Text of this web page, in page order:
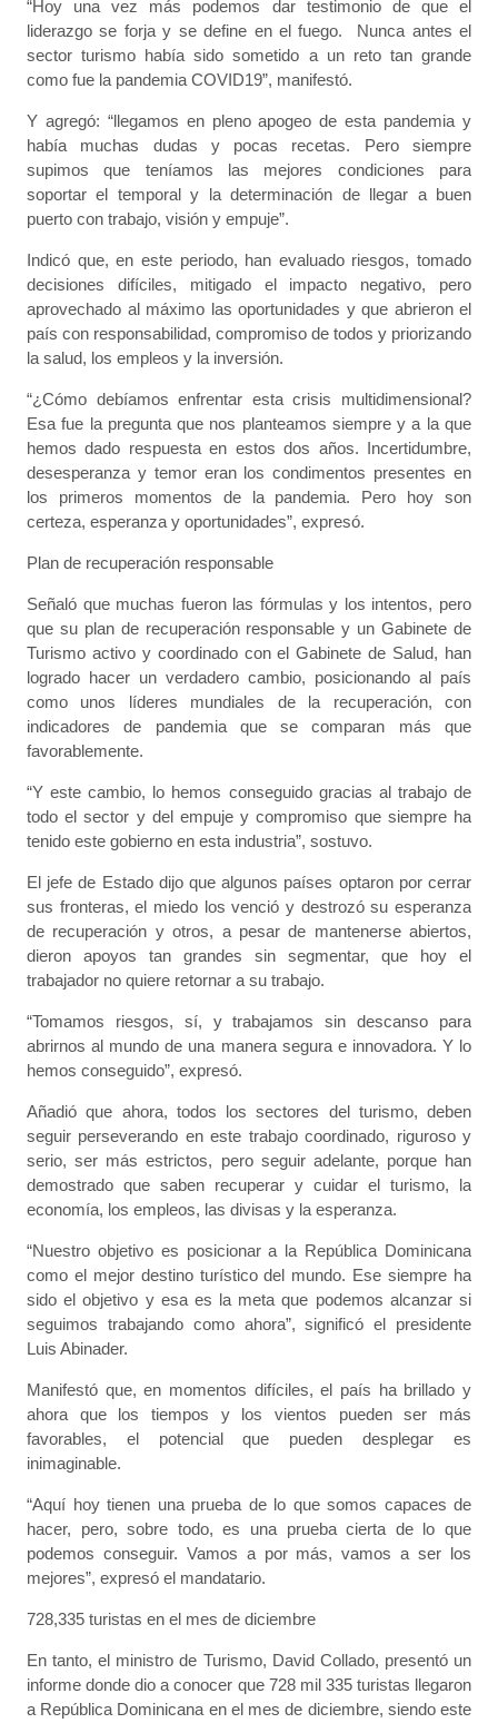
“Hoy una vez más podemos dar testimonio de que el
liderazgo se forja y se define en el fuego. Nunca antes el
sector turismo había sido sometido a un reto tan grande
como fue la pandemia COVID19”, manifestó.
Y agregó: “llegamos en pleno apogeo de esta pandemia y
había muchas dudas y pocas recetas. Pero siempre
supimos que teníamos las mejores condiciones para
soportar el temporal y la determinación de llegar a buen
puerto con trabajo, visión y empuje”.
Indicó que, en este periodo, han evaluado riesgos, tomado
decisiones difíciles, mitigado el impacto negativo, pero
aprovechado al máximo las oportunidades y que abrieron el
país con responsabilidad, compromiso de todos y priorizando
la salud, los empleos y la inversión.
“¿Cómo debíamos enfrentar esta crisis multidimensional?
Esa fue la pregunta que nos planteamos siempre y a la que
hemos dado respuesta en estos dos años. Incertidumbre,
desesperanza y temor eran los condimentos presentes en
los primeros momentos de la pandemia. Pero hoy son
certeza, esperanza y oportunidades”, expresó.
Plan de recuperación responsable
Señaló que muchas fueron las fórmulas y los intentos, pero
que su plan de recuperación responsable y un Gabinete de
Turismo activo y coordinado con el Gabinete de Salud, han
logrado hacer un verdadero cambio, posicionando al país
como unos líderes mundiales de la recuperación, con
indicadores de pandemia que se comparan más que
favorablemente.
“Y este cambio, lo hemos conseguido gracias al trabajo de
todo el sector y del empuje y compromiso que siempre ha
tenido este gobierno en esta industria”, sostuvo.
El jefe de Estado dijo que algunos países optaron por cerrar
sus fronteras, el miedo los venció y destrozó su esperanza
de recuperación y otros, a pesar de mantenerse abiertos,
dieron apoyos tan grandes sin segmentar, que hoy el
trabajador no quiere retornar a su trabajo.
“Tomamos riesgos, sí, y trabajamos sin descanso para
abrirnos al mundo de una manera segura e innovadora. Y lo
hemos conseguido”, expresó.
Añadió que ahora, todos los sectores del turismo, deben
seguir perseverando en este trabajo coordinado, riguroso y
serio, ser más estrictos, pero seguir adelante, porque han
demostrado que saben recuperar y cuidar el turismo, la
economía, los empleos, las divisas y la esperanza.
“Nuestro objetivo es posicionar a la República Dominicana
como el mejor destino turístico del mundo. Ese siempre ha
sido el objetivo y esa es la meta que podemos alcanzar si
seguimos trabajando como ahora”, significó el presidente
Luis Abinader.
Manifestó que, en momentos difíciles, el país ha brillado y
ahora que los tiempos y los vientos pueden ser más
favorables, el potencial que pueden desplegar es
inimaginable.
“Aquí hoy tienen una prueba de lo que somos capaces de
hacer, pero, sobre todo, es una prueba cierta de lo que
podemos conseguir. Vamos a por más, vamos a ser los
mejores”, expresó el mandatario.
728,335 turistas en el mes de diciembre
En tanto, el ministro de Turismo, David Collado, presentó un
informe donde dio a conocer que 728 mil 335 turistas llegaron
a República Dominicana en el mes de diciembre, siendo este